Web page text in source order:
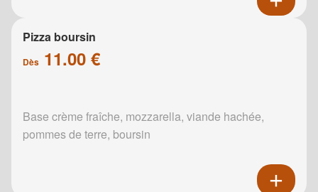
Pizza boursin
Dès 11.00 €
Base crème fraîche, mozzarella, viande hachée,
pommes de terre, boursin